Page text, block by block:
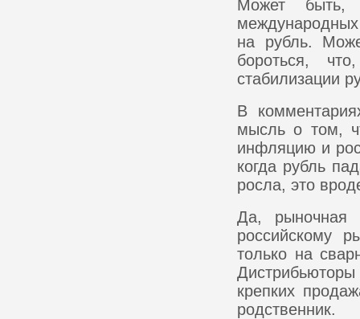
Может быть,
на рубль.
бороться,
стабилизации
В
мысль о том,
инфляцию и
когда рубль
росла, это
Да, рыночная
российскому
только на
крепких
родственник.